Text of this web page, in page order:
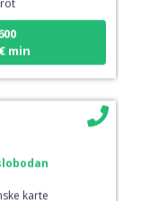
min
karte